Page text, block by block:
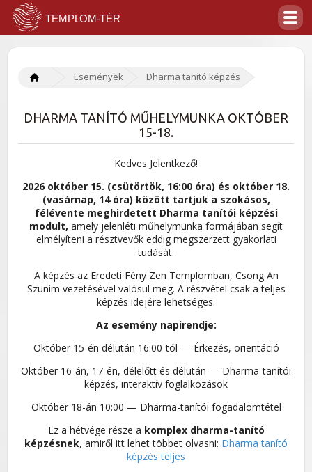
Események Dharma tanító képzés
DHARMA TANÍTÓ MŰHELYMUNKA OKTÓBER
15-18.
Kedves Jelentkező!
2026 október 15. (csütörtök, 16:00 óra) és október 18.
(vasárnap, 14 óra) között tartjuk a szokásos,
félévente meghirdetett Dharma tanítói képzési
modult, amely jelenléti műhelymunka formájában segít
elmélyíteni a résztvevők eddig megszerzett gyakorlati
tudását.
A képzés az Eredeti Fény Zen Templomban, Csong An
Szunim vezetésével valósul meg. A részvétel csak a teljes
képzés idejére lehetséges.
Az esemény napirendje:
Október 15-én délután 16:00-tól — Érkezés, orientáció
Október 16-án, 17-én, délelőtt és délután — Dharma-tanítói
képzés, interaktív foglalkozások
Október 18-án 10:00 — Dharma-tanítói fogadalomtétel
Ez a hétvége része a komplex dharma-tanító
képzésnek, amiről itt lehet többet olvasni: Dharma tanító
képzés teljes